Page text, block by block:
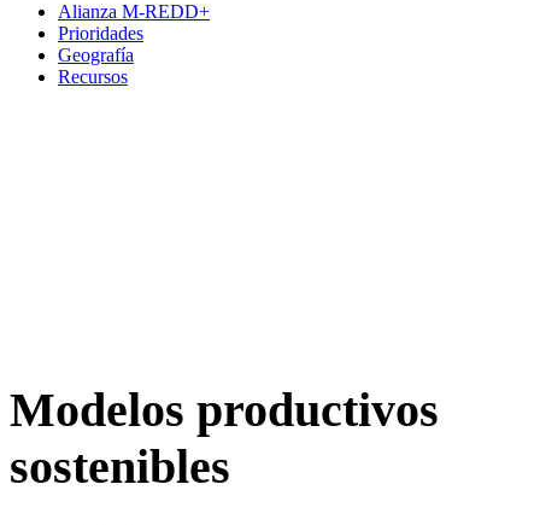
Alianza M-REDD+
Prioridades
Geografía
Recursos
Modelos productivos
sostenibles